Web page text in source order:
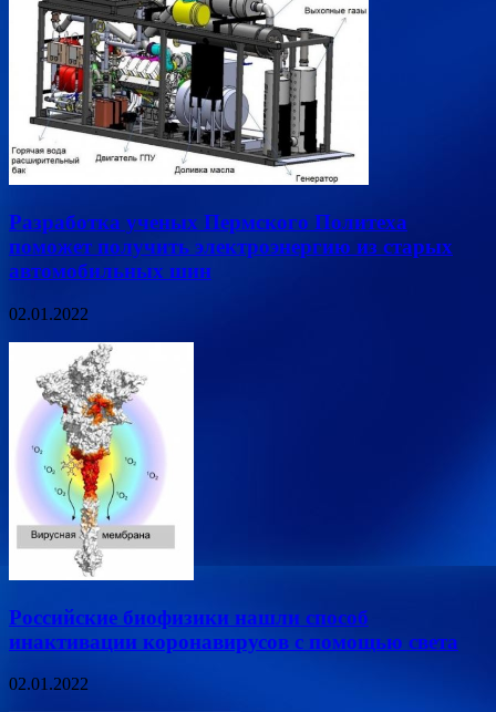
Разработка ученых Пермского Политеха
поможет получить электроэнергию из старых
автомобильных шин
02.01.2022
Российские биофизики нашли способ
инактивации коронавирусов с помощью света
02.01.2022